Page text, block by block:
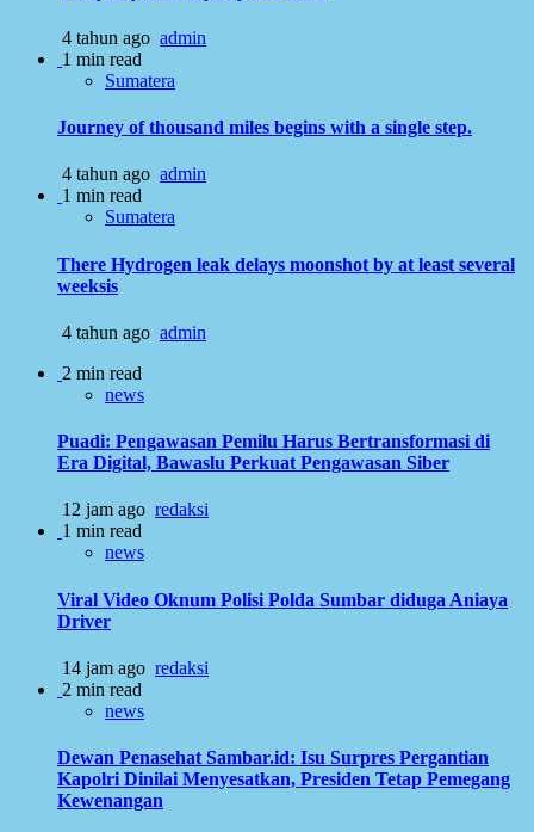
4 tahun ago admin
1 min read
Sumatera
Journey of thousand miles begins with a single step.
4 tahun ago admin
1 min read
Sumatera
There Hydrogen leak delays moonshot by at least several
weeksis
4 tahun ago admin
2 min read
news
Puadi: Pengawasan Pemilu Harus Bertransformasi di
Era Digital, Bawaslu Perkuat Pengawasan Siber
12 jam ago redaksi
1 min read
news
Viral Video Oknum Polisi Polda Sumbar diduga Aniaya
Driver
14 jam ago redaksi
2 min read
news
Dewan Penasehat Sambar.id: Isu Surpres Pergantian
Kapolri Dinilai Menyesatkan, Presiden Tetap Pemegang
Kewenangan